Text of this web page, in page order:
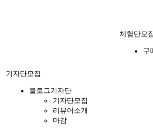
기자단모집
블로그기자단
기자단모집
리뷰어소개
마감
체험단모
구